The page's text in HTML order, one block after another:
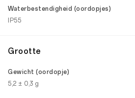
Waterbestendigheid (oordopjes)
IP55
Grootte
Gewicht (oordopje)
5,2 ± 0,3 g